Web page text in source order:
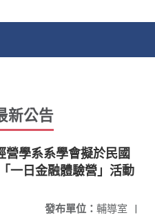
新公告
營學系系學會擬於民國
一日金融體驗營」活動
發布單位： 輔導室 |